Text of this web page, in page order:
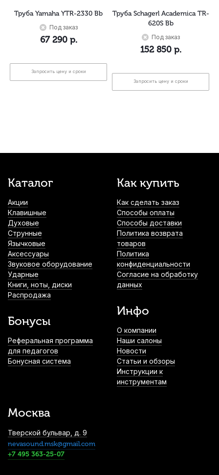
Труба Yamaha YTR-2330 Bb
Под заказ
67 290р.
Запросить цену и сроки
Труба Schagerl Academica TR-
620S Bb
Под заказ
152 850р.
Запросить цену и сроки
Каталог
Акции
Клавишные
Духовые
Струнные
Язычковые
Аксессуары
Звуковое оборудование
Ударные
Книги, ноты, диски
Распродажа
Бонусы
Реферальная программа
для педагогов
Бонусная система
Как купить
Как сделать заказ
Способы оплаты
Способы доставки
Политика возврата
товаров
Политика
конфиденциальности
Согласие на обработку
данных
Инфо
О компании
Наши салоны
Новости
Статьи и обзоры
Инструкции к
инструментам
Москва
Тверской бульвар, д. 9
nevasound.msk@gmail.com
+7 495 363-25-07